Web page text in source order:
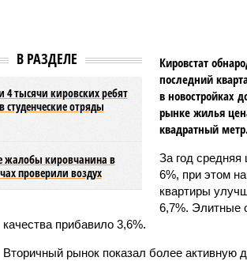
В РАЗДЕЛЕ
4 тысячи кировских ребят
студенческие отряды
жалобы кировчанина в
проверили воздух
Кировстат
последний
в новостройках
рынке жилья
квадратный
За год средняя
6%, при этом
квартиры
6,7%. Элитные
качества прибавило 3,6%.
Вторичный рынок показал более активную